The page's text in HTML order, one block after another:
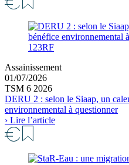
123RF
Assainissement
01/07/2026
TSM 6 2026
DERU 2 : selon le Siaap, un
environnemental à questionner
› Lire l’article